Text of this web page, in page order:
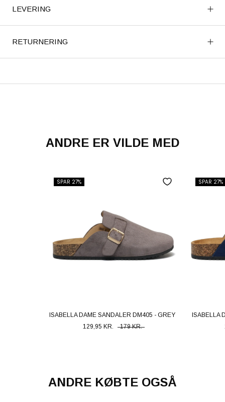
LEVERING
RETURNERING
ANDRE ER VILDE MED
SPAR 27%
ISABELLA DAME SANDALER DM405 - GREY
129,95 KR.
179 KR.
SPAR 27%
ISABELLA
ANDRE KØBTE OGSÅ